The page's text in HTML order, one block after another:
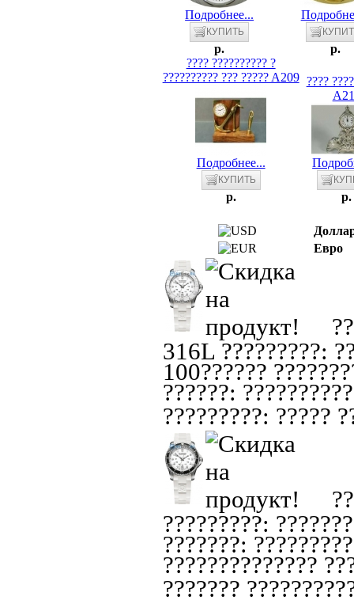
Подробнее...
p.
p.
???? ?????????? ?
?????????? ??? ????? A209
Подробнее...
p.
????
p.
Евро
316L ?????????:
100??????
??????:
?????????: ?????
?????????:
???????:
??????????????
???????